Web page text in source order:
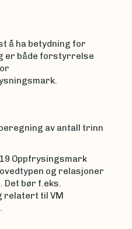
å ha betydning for
er både forstyrrelse
av antall trinn
Oppfrysingsmark
og relasjoner
Det bør f.eks.
relatert til VM